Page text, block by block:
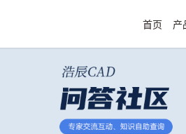
首页 产